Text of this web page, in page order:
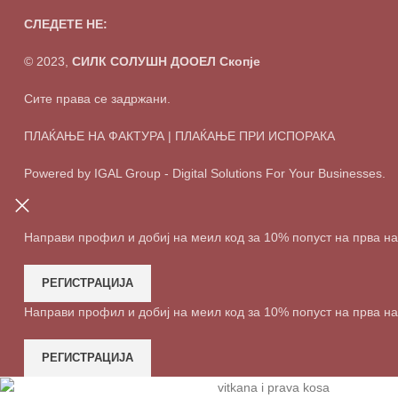
СЛЕДЕТЕ НЕ:
© 2023, СИЛК СОЛУШН ДООЕЛ Скопје
Сите права се задржани.
ПЛАЌАЊЕ НА ФАКТУРА | ПЛАЌАЊЕ ПРИ ИСПОРАКА
Powered by IGAL Group - Digital Solutions For Your Businesses.
Направи профил и добиј на меил код за 10% попуст на прва
РЕГИСТРАЦИЈА
Направи профил и добиј на меил код за 10% попуст на прва
РЕГИСТРАЦИЈА